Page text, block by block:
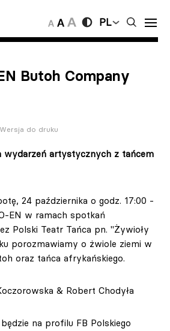
PL
Butoh Company
Wersja do druku
wydarzeń artystycznych z tańcem
24 października o godz. 17:00 -
EN w ramach spotkań
Polski Teatr Tańca pn. "Żywioły
porozmawiamy o żwiole ziemi w
oraz tańca afrykańskiego.
& Robert Chodyła
na profilu FB Polskiego